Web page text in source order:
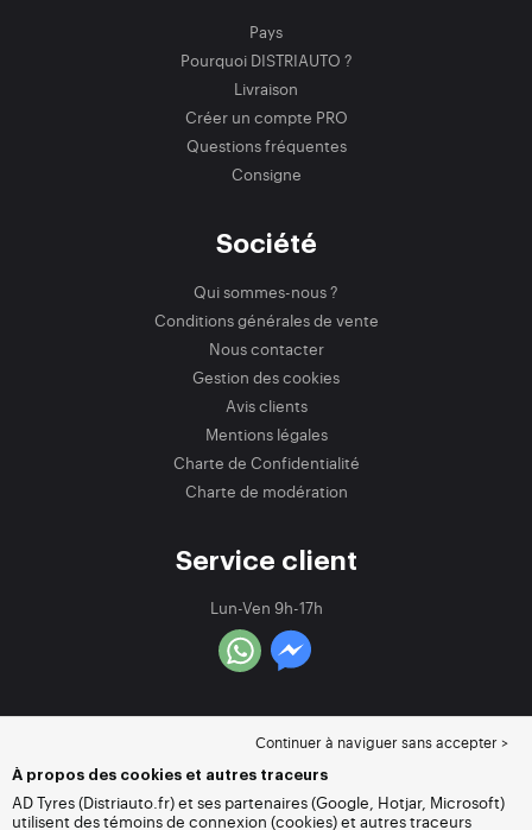
Pays
Pourquoi DISTRIAUTO ?
Livraison
Créer un compte PRO
Questions fréquentes
Consigne
Société
Qui sommes-nous ?
Conditions générales de vente
Nous contacter
Gestion des cookies
Avis clients
Mentions légales
Charte de Confidentialité
Charte de modération
Service client
Lun-Ven 9h-17h
Continuer à naviguer sans accepter >
À propos des cookies et autres traceurs
AD Tyres (Distriauto.fr) et ses partenaires (Google, Hotjar, Microsoft)
utilisent des témoins de connexion (cookies) et autres traceurs